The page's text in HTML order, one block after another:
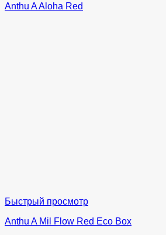
Anthu A Aloha Red
Быстрый просмотр
Anthu A Mil Flow Red Eco Box